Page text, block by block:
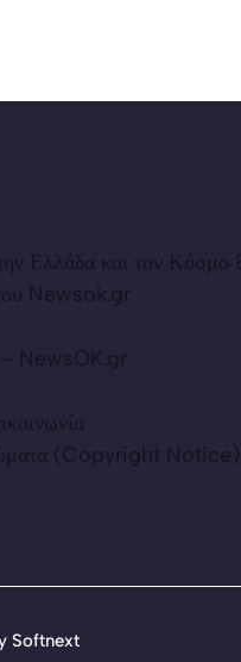
Ελλάδα και τον Κόσμο
Newsok.gr
– NewsOK.gr
(Copyright Notice)
Softnext